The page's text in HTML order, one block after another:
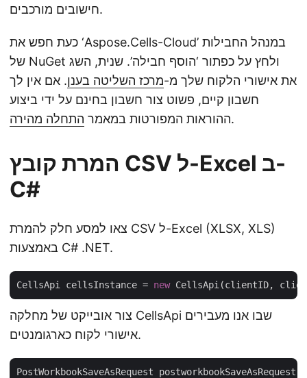
חישובים מורכבים.
כעת חפש את ‘Aspose.Cells-Cloud’ במנהל החבילות
של NuGet ולחץ על כפתור ‘הוסף חבילה’. שנית, השג
את אישורי הלקוח שלך מ-מרכז השליטה בענן. אם אין לך
חשבון קיים, פשוט צור חשבון בחינם על ידי ביצוע
ההוראות המפורטות במאמר התחלה מהירה .
המרת קובץ CSV ל-Excel ב-
C#
צאו למסע חלק להמרת CSV ל-Excel (XLSX, XLS)
באמצעות C# .NET.
CellsApi cellsInstance = new
צור אובייקט של מחלקה CellsApi שבו אנו מעבירים
אישורי לקוח כארגומנטים.
PostWorkbookSaveAsRequest postworkbookSaveAsRequest